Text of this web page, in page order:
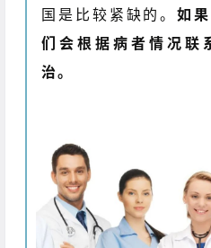
国是比较紧缺的。如
们会根据病者情况联
治。